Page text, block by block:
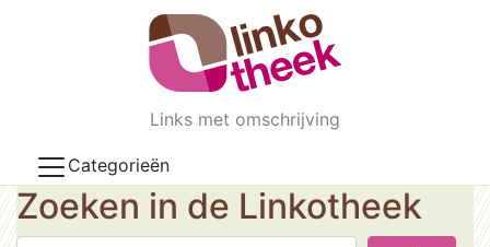
Skip to main content
Links met omschrijving
Categorieën
Zoeken in de Linkotheek